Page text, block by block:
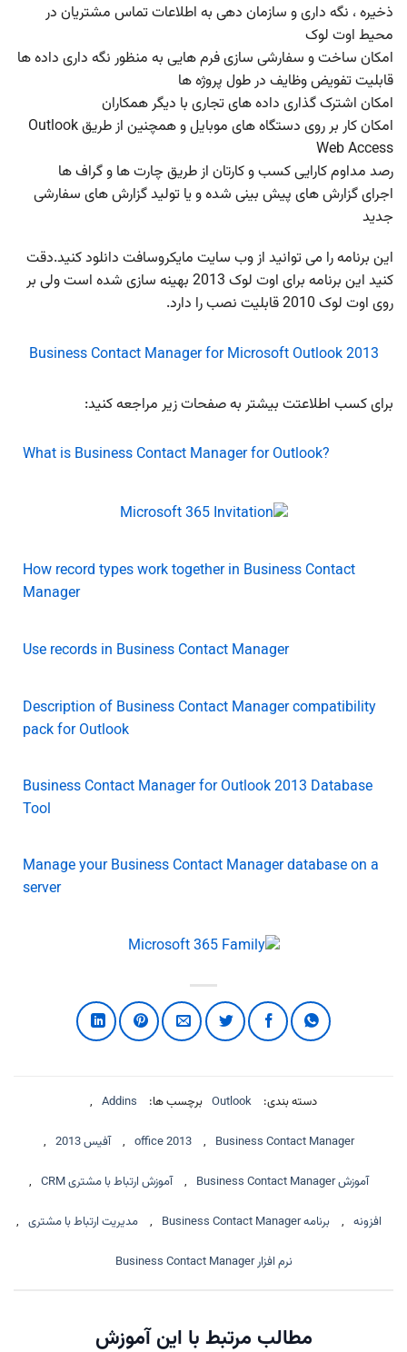
ذخیره ، نگه داری و سازمان دهی به اطلاعات تماس مشتریان در
محیط اوت لوک
امکان ساخت و سفارشی سازی فرم هایی به منظور نگه داری داده ها
قابلیت تفویض وظایف در طول پروژه ها
امکان اشترک گذاری داده های تجاری با دیگر همکاران
امکان کار بر روی دستگاه های موبایل و همچنین از طریق Outlook
Web Access
رصد مداوم کارایی کسب و کارتان از طریق چارت ها و گراف ها
اجرای گزارش های پیش بینی شده و یا تولید گزارش های سفارشی
جدید
این برنامه را می توانید از وب سایت مایکروسافت دانلود کنید.دقت
کنید این برنامه برای اوت لوک 2013 بهینه سازی شده است ولی بر
روی اوت لوک 2010 قابلیت نصب را دارد.
Business Contact Manager for Microsoft Outlook 2013
برای کسب اطلاعتت بیشتر به صفحات زیر مراجعه کنید:
What is Business Contact Manager for Outlook?
How record types work together in Business Contact
Manager
Use records in Business Contact Manager
Description of Business Contact Manager compatibility
pack for Outlook
Business Contact Manager for Outlook 2013 Database
Tool
Manage your Business Contact Manager database on a
server
دسته بندی: Outlook برچسب ها: Addins
,
Business Contact Manager
,
office 2013
, آفیس 2013 ,
آموزش Business Contact Manager , آموزش ارتباط با مشتری CRM ,
افزونه , برنامه Business Contact Manager , مدیریت ارتباط با مشتری ,
نرم افزار Business Contact Manager
مطالب مرتبط با این آموزش